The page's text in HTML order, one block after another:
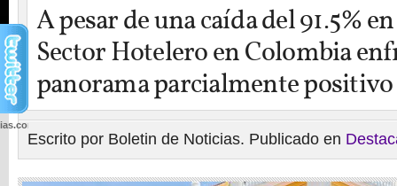
A pesar de una caída del 91.5%
Sector Hotelero en Colombia
panorama parcialmente positivo
Escrito por Boletin de Noticias. Publicado en
wp-